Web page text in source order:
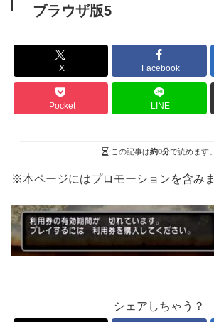
ブラウザ版5
X Facebook
Pocket LINE
この記事は約0分で読めます。
※本ページにはプロモーションを含み
シェアしちゃう？